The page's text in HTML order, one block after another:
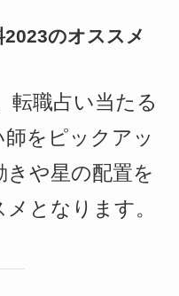
のオススメ
転職占い当たる
をピックアッ
や星の配置を
となります。